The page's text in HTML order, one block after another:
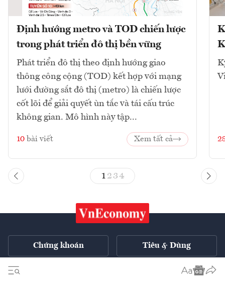
Định hướng metro và TOD chiến lược
trong phát triển đô thị bền vững
Phát triển đô thị theo định hướng giao
thông công cộng (TOD) kết hợp với mạng
lưới đường sắt đô thị (metro) là chiến lược
cốt lõi để giải quyết ùn tắc và tái cấu trúc
không gian. Mô hình này tập...
10 bài viết Xem tất cả
1 23 4
Chứng khoán Tiêu & Dùng